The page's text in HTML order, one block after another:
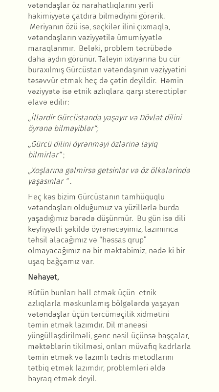
vətəndaşlar öz narahatlıqlarını yerli
hakimiyyətə çatdıra bilmədiyini görərik.
Meriyanın özü isə, seçkilər ilini çıxmaqla,
vətəndaşların vəziyyətilə ümumiyyətlə
maraqlanmır. Beləki, problem təcrübədə
daha aydın görünür. Taleyin ixtiyarına bu cür
buraxılmış Gürcüstan vətəndaşının vəziyyətini
təsəvvür etmək heç də çətin deyildir. Həmin
vəziyyətə isə etnik azlıqlara qarşı stereotiplər
əlavə edilir:
,,İllərdir Gürcüstanda yaşayır və Dövlət dilini
öyrənə bilməyiblər“;
,,Gürcü dilini öyrənməyi özlərinə layiq
bilmirlər“;
,,Xoşlarına gəlmirsə getsinlər və öz ölkələrində
yaşasınlar “.
Heç kəs bizim Gürcüstanın tamhüquqlu
vətəndaşları olduğumuz və yüzillərlə burda
yaşadığımız barədə düşünmür. Bu gün isə dili
keyfiyyətli şəkildə öyrənəcəyimiz, lazımınca
təhsil alacağımız və “həssas qrup”
olmayacağımız nə bir məktəbimiz, nədə ki bir
uşaq bağçamız var.
Nəhayət,
Bütün bunları həll etmək üçün etnik
azlıqlarla məskunlamış bölgələrdə yaşayan
vətəndaşlar üçün tərcüməçilik xidmətini
təmin etmək lazımdır. Dil maneəsi
yüngülləşdirilməli, gənc nəsil üçünsə başçalar,
məktəblərin tikilməsi, onları müvafiq kadrlarla
təmin etmək və lazımlı tədris metodlarını
tətbiq etmək lazımdır, problemləri əldə
bayraq etmək deyil.